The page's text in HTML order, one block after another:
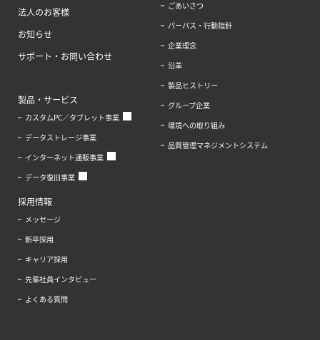
法人のお客様
お知らせ
サポート・お問い合わせ
製品・サービス
カスタムPC／タブレット事業
データストレージ事業
インターネット通販事業
データ復旧事業
ごあいさつ
パーパス・行動指針
企業理念
沿革
製品ヒストリー
グループ企業
環境への取り組み
品質管理マネジメントシステム
採用情報
メッセージ
新卒採用
キャリア採用
先輩社員インタビュー
よくある質問